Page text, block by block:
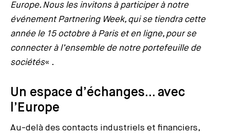
Europe. Nous les invitons à participer à notre
événement Partnering Week, qui se tiendra cette
année le 15 octobre à Paris et en ligne, pour se
connecter à l’ensemble de notre portefeuille de
sociétés« .
Un espace d’échanges… avec
l’Europe
Au-delà des contacts industriels et financiers,